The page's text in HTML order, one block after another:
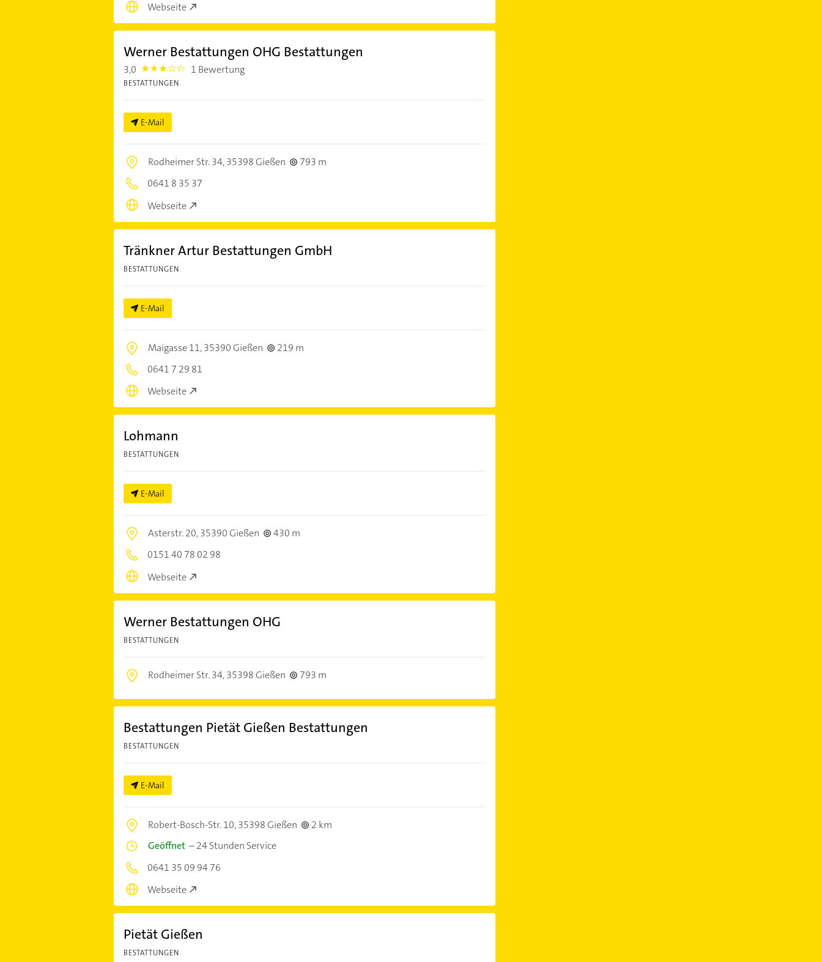
Webseite
Werner Bestattungen OHG Bestattungen
3,0 3.0 1 Bewertung
BESTATTUNGEN
E-Mail
Rodheimer Str. 34,35398 Gießen
793 m
0641 8 35 37
Webseite
Tränkner Artur Bestattungen GmbH
BESTATTUNGEN
E-Mail
Maigasse 11,35390 Gießen
219 m
0641 7 29 81
Webseite
Lohmann
BESTATTUNGEN
E-Mail
Asterstr. 20,35390 Gießen
430 m
0151 40 78 02 98
Webseite
Werner Bestattungen OHG
BESTATTUNGEN
Rodheimer Str. 34,35398 Gießen 793 m
Bestattungen Pietät Gießen Bestattungen
BESTATTUNGEN
E-Mail
Robert-Bosch-Str. 10,35398 Gießen
2 km
Geöffnet–24 Stunden Service
0641 35 09 94 76
Webseite
Pietät Gießen
BESTATTUNGEN